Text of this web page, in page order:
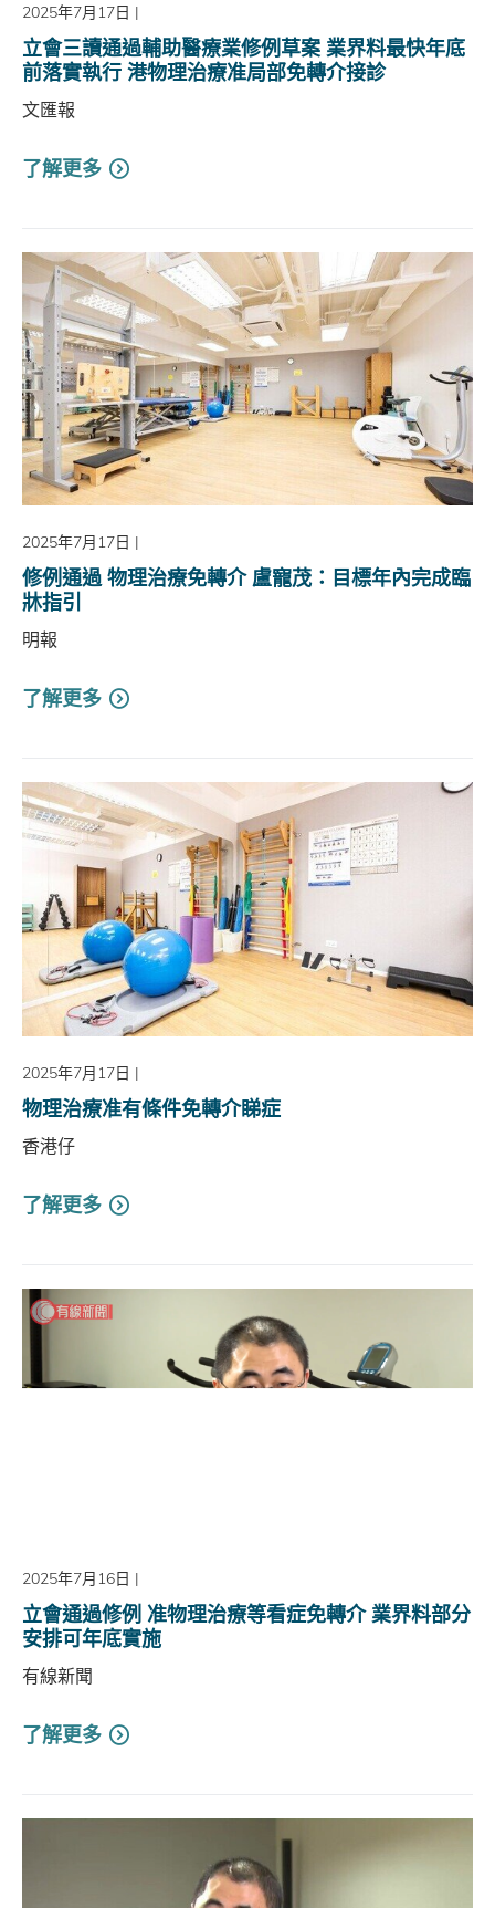
2025年7月17日 |
立會三讀通過輔助醫療業修例草案 業界料最快年底
前落實執行 港物理治療准局部免轉介接診
文匯報
了解更多
2025年7月17日 |
修例通過 物理治療免轉介 盧寵茂：目標年內完成臨
牀指引
明報
了解更多
2025年7月17日 |
物理治療准有條件免轉介睇症
香港仔
了解更多
2025年7月16日 |
立會通過修例 准物理治療等看症免轉介 業界料部分
安排可年底實施
有線新聞
了解更多